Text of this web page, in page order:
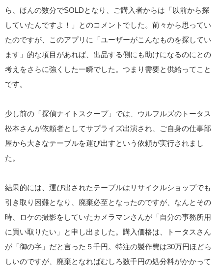
ら、ほんの数分でSOLDとなり、ご購入者からは「以前から探
していたんですよ！」とのコメントでした。前々から思ってい
たのですが、このアプリに「ユーザーがこんなものを探してい
ます」的な項目があれば、出品する側にも助けになるのにとの
考えをさらに強くした一瞬でした。つまり需要と供給ってこと
です。
少し前の「探偵ナイトスクープ」では、ウルフルズのトータス
松本さんが依頼者としてサプライズ出演され、ご自身の仕事部
屋から大きなテーブルを運び出すという依頼が実行されまし
た。
結果的には、運び出されたテーブルはリサイクルショップでも
引き取り困難となり、廃棄必至となったのですが、なんとその
時、ロケの撮影をしていたカメラマンさんが「自分の事務所用
に買い取りたい」と申し出ました。購入価格は、トータスさん
が「御の字」だと言った５千円。特注の製作費は30万円ほどら
しいのですが、廃棄となればむしろ数千円の処分料がかかって